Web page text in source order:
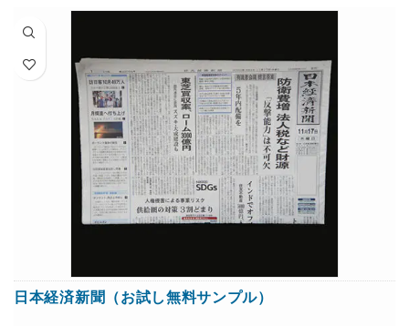
日本経済新聞（お試し無料サンプル）